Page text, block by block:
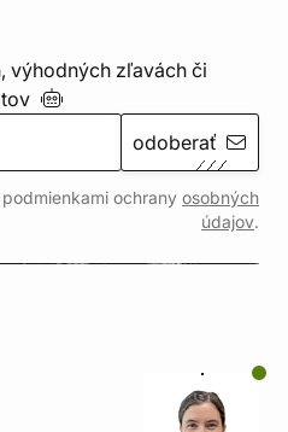
výhodných zľavách či
odoberať
ochrany osobných
údajov.